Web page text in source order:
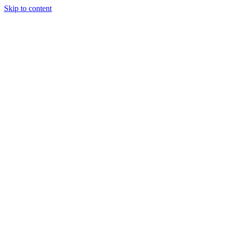
Skip to content